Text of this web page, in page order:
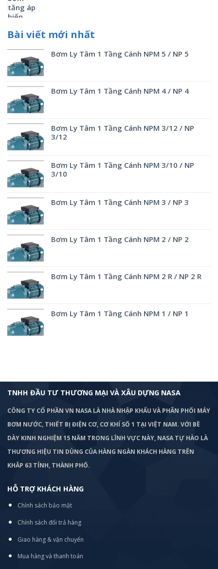
Bài viết mới nhất
Bơm Ly Tâm 1 Tầng Cánh NPM 5 / NP 5
Bơm Ly Tâm 1 Tầng Cánh NPM 4 / NP 4
Bơm Ly Tâm 1 Tầng Cánh NPM 3/12 / NP
3/12
Bơm Ly Tâm 1 Tầng Cánh NPM 3/10 / NP
3/10
Bơm Ly Tâm 1 Tầng Cánh NPM 3 / NP 3
Bơm Ly Tâm 1 Tầng Cánh NPM 2 / NP 2
Bơm Ly Tâm 1 Tầng Cánh NPM 2 R / NP 2 R
Bơm Ly Tâm 1 Tầng Cánh NPM 1 / NP 1
TNHH ĐẦU TƯ THƯƠNG MẠI VÀ XÂU DỰNG NASA
CÔNG TY CỔ PHẦN VN NASA LÀ NHÀ NHẬP KHẨU VÀ PHÂN PHỐI MÁY
BƠM NƯỚC, THIẾT BỊ ĐIỆN CƠ, CƠ KHÍ SỐ 1 TẠI VIỆT NAM. VỚI BỀ
DÀY KINH NGHIỆM 15 NĂM TRONG LĨNH VỰC NÀY, NASA TỰ HÀO LÀ
THƯƠNG HIỆU TIN DÙNG CỦA HÀNG NGÀN KHÁCH HÀNG TRÊN
KHẮP 63 TỈNH, THÀNH PHỐ.
HỖ TRỢ KHÁCH HÀNG
Chính sách bảo mật
Chính sách đổi trả hàng
Giao hàng & vận chuyển
Mua hàng và thanh toán